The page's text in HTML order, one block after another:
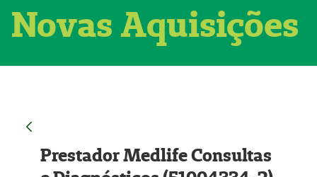
Novas Aquisições
Prestador Medlife Consultas